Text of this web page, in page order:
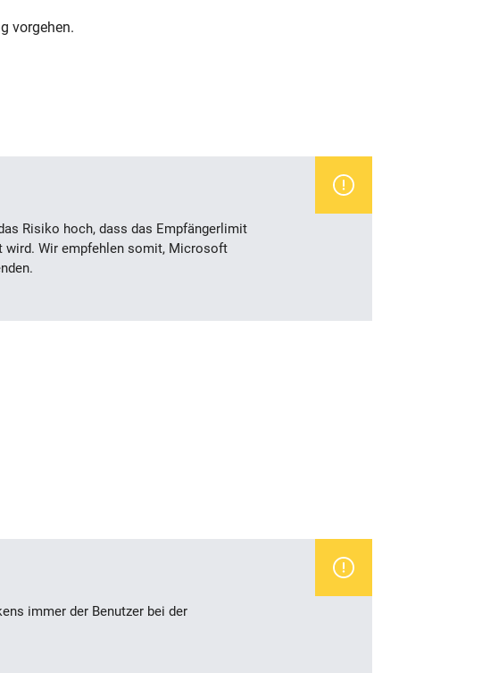
vorgehen.
Risiko hoch,dass das Empfängerlimit
wird.Wir empfehlen somit, Microsoft
immer der Benutzer bei der